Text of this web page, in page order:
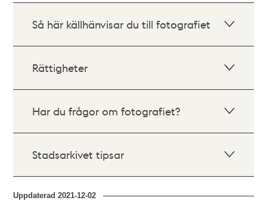
Så här källhänvisar du till fotografiet
Rättigheter
Har du frågor om fotografiet?
Stadsarkivet tipsar
Uppdaterad2021-12-02